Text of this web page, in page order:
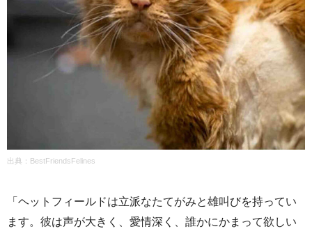
出典： BestFriendsFelines
「ヘットフィールドは立派なたてがみと雄叫びを持ってい
ます。彼は声が大きく、愛情深く、誰かにかまって欲しい